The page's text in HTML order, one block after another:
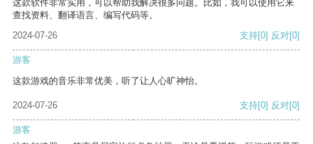
这款软件非常实用，可以帮助我解决很多问题。比如，我可以使用它来
查找资料、翻译语言、编写代码等。
2024-07-26
支持[0] 反对[0]
游客
这款游戏的音乐非常优美，听了让人心旷神怡。
2024-07-26 支持[0] 反对[0]
游客